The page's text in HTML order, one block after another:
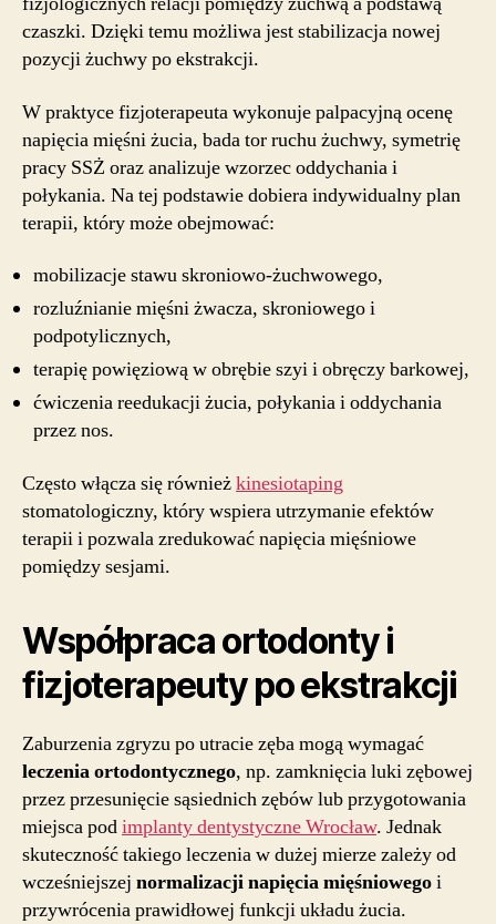
czaszki. Dzięki temu możliwa jest stabilizacja nowej
pozycji żuchwy po ekstrakcji.
W praktyce fizjoterapeuta wykonuje palpacyjną ocenę
napięcia mięśni żucia, bada tor ruchu żuchwy, symetrię
pracy SSŻ oraz analizuje wzorzec oddychania i
połykania. Na tej podstawie dobiera indywidualny plan
terapii, który może obejmować:
mobilizacje stawu skroniowo-żuchwowego,
rozluźnianie mięśni żwacza, skroniowego i
podpotylicznych,
terapię powięziową w obrębie szyi i obręczy barkowej,
ćwiczenia reedukacji żucia, połykania i oddychania
przez nos.
Często włącza się równieżkinesiotaping
stomatologiczny, który wspiera utrzymanie efektów
terapii i pozwala zredukować napięcia mięśniowe
pomiędzy sesjami.
Współpraca ortodonty i
fizjoterapeuty po ekstrakcji
Zaburzenia zgryzu po utracie zęba mogą wymagać
leczenia ortodontycznego, np. zamknięcia luki zębowej
przez przesunięcie sąsiednich zębów lub przygotowania
miejsca podimplanty dentystyczne Wrocław. Jednak
skuteczność takiego leczenia w dużej mierze zależy od
wcześniejszej normalizacji napięcia mięśniowegoi
przywrócenia prawidłowej funkcji układu żucia.